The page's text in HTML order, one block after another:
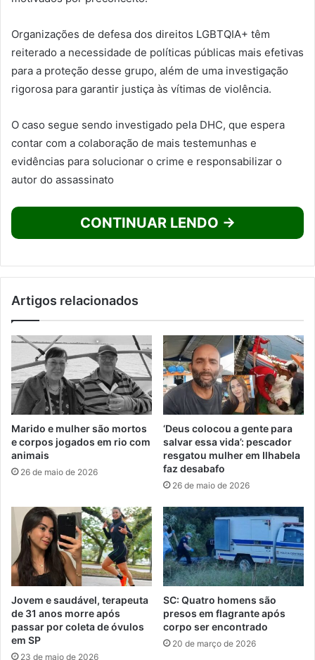
Organizações de defesa dos direitos LGBTQIA+ têm
reiterado a necessidade de políticas públicas mais efetivas
para a proteção desse grupo, além de uma investigação
rigorosa para garantir justiça às vítimas de violência.
O caso segue sendo investigado pela DHC, que espera
contar com a colaboração de mais testemunhas e
evidências para solucionar o crime e responsabilizar o
autor do assassinato
CONTINUAR LENDO →
Artigos relacionados
Marido e mulher são mortos
e corpos jogados em rio com
animais
26 de maio de 2026
‘Deus colocou a gente para
salvar essa vida’: pescador
resgatou mulher em Ilhabela
faz desabafo
26 de maio de 2026
Jovem e saudável, terapeuta
de 31 anos morre após
passar por coleta de óvulos
em SP
23 de maio de 2026
SC: Quatro homens são
presos em flagrante após
corpo ser encontrado
20 de março de 2026